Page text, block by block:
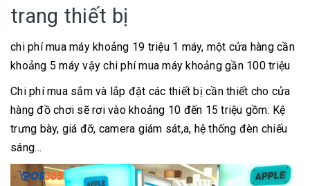
trang thiết bị
chi phí mua máy khoảng 19 triệu 1 máy, một cửa hàng cần
khoảng 5 máy vậy chi phí mua máy khoảng gần 100 triệu
Chi phí mua sắm và lắp đặt các thiết bị cần thiết cho cửa
hàng đồ chơi sẽ rơi vào khoảng 10 đến 15 triệu gồm: Kệ
trưng bày, giá đỡ, camera giám sát,a, hệ thống đèn chiếu
sáng…